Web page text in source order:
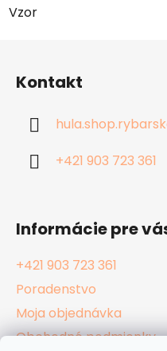
Vzor
Kontakt
+421 903 723 361
Informácie pre
+421 903 723 361
Poradenstvo
Moja objednávka
Obchodné podmienky